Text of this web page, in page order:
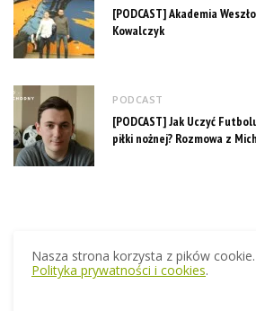
[PODCAST] Akademia
Kowalczyk
PODCAST
[PODCAST] Jak Uczyć
piłki nożnej? Rozmowa z
Nasza strona korzysta z pików cookie.
Polityka prywatności i cookies.